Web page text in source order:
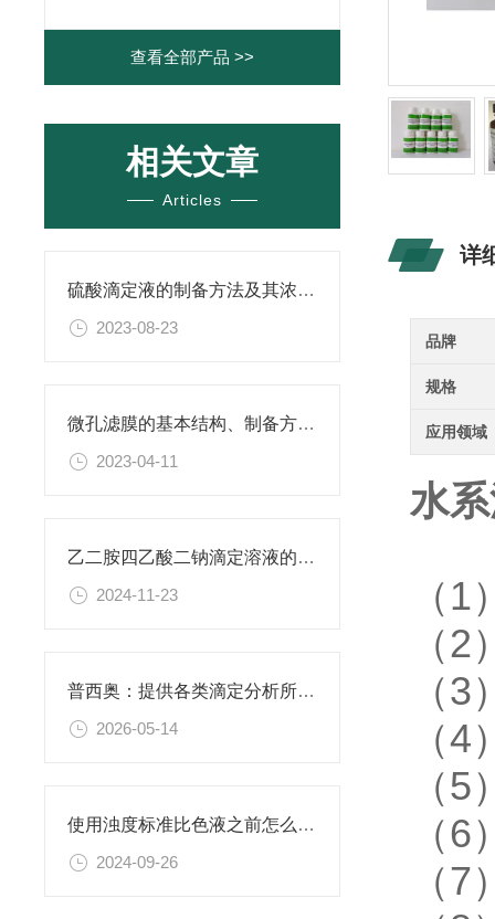
查看全部产品 >>
相关文章
Articles
硫酸滴定液的制备方法及其浓度的确定
2023-08-23
微孔滤膜的基本结构、制备方法、性能特点以及应用领域
2023-04-11
乙二胺四乙酸二钠滴定溶液的稳定性与保存条件
2024-11-23
普西奥：提供各类滴定分析所需的全系列滴定液
2026-05-14
使用浊度标准比色液之前怎么可以不了解这些！
2024-09-26
详
品牌
规格
应用领域
水
（
（
（
（
（
（
（